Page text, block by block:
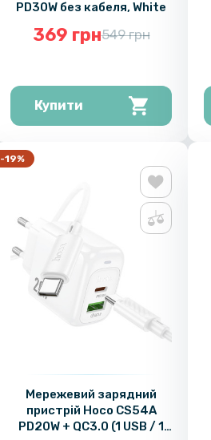
PD30W без кабеля, White
369 грн549 грн
Купити
-19%
Мережевий зарядний
пристрій Hoco CS54A
PD20W + QC3.0 (1 USB / 1